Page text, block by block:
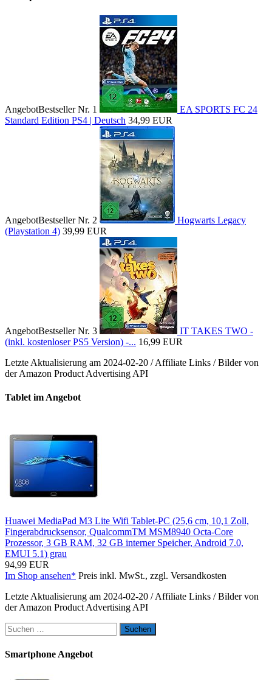
AngebotBestseller Nr. 1
EA SPORTS FC 24
Standard Edition PS4 | Deutsch 34,99 EUR
AngebotBestseller Nr. 2
Hogwarts Legacy
(Playstation 4) 39,99 EUR
AngebotBestseller Nr. 3
IT TAKES TWO -
(inkl. kostenloser PS5 Version) -... 16,99 EUR
Letzte Aktualisierung am 2024-02-20 / Affiliate Links / Bilder von
der Amazon Product Advertising API
Tablet im Angebot
Huawei MediaPad M3 Lite Wifi Tablet-PC (25,6 cm, 10,1 Zoll,
Fingerabdrucksensor, QualcommTM MSM8940 Octa-Core
Prozessor, 3 GB RAM, 32 GB interner Speicher, Android 7.0,
EMUI 5.1) grau
94,99 EUR
Im Shop ansehen* Preis inkl. MwSt., zzgl. Versandkosten
Letzte Aktualisierung am 2024-02-20 / Affiliate Links / Bilder von
der Amazon Product Advertising API
Suchen
nach:
Smartphone Angebot